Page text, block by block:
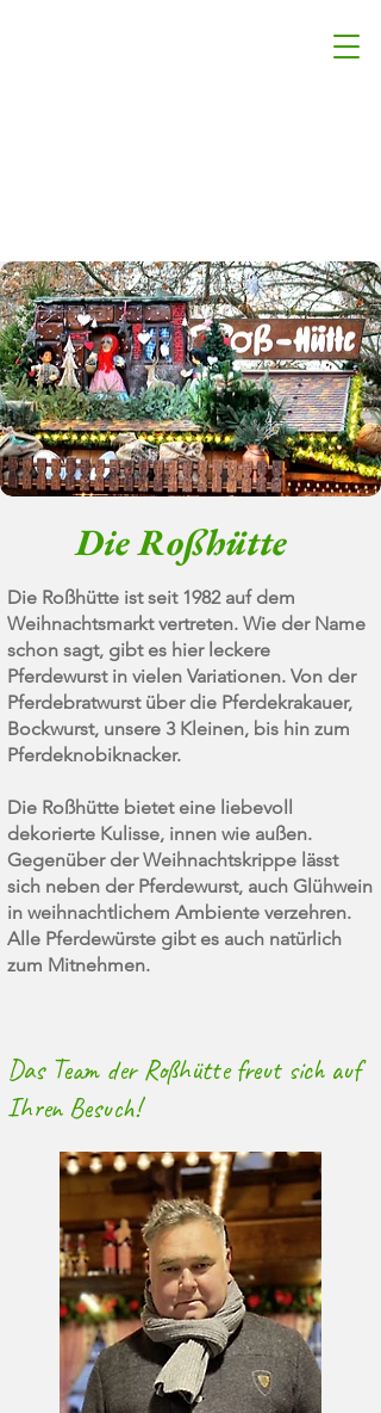
Die Roßhütte ist seit 1982 auf dem
Weihnachtsmarkt vertreten. Wie der Name
schon sagt, gibt es hier leckere
Pferdewurst in vielen Variationen. Von der
Pferdebratwurst über die Pferdekrakauer,
Bockwurst, unsere 3 Kleinen, bis hin zum
Pferdeknobiknacker.
Die Roßhütte bietet eine liebevoll
dekorierte Kulisse, innen wie außen.
Gegenüber der Weihnachtskrippe lässt
sich neben der Pferdewurst, auch Glühwein
in weihnachtlichem Ambiente verzehren.
Alle Pferdewürste gibt es auch natürlich
zum Mitnehmen.
Das Team der Roßhütte freut sich auf
Ihren Besuch!
Die Roßhütte